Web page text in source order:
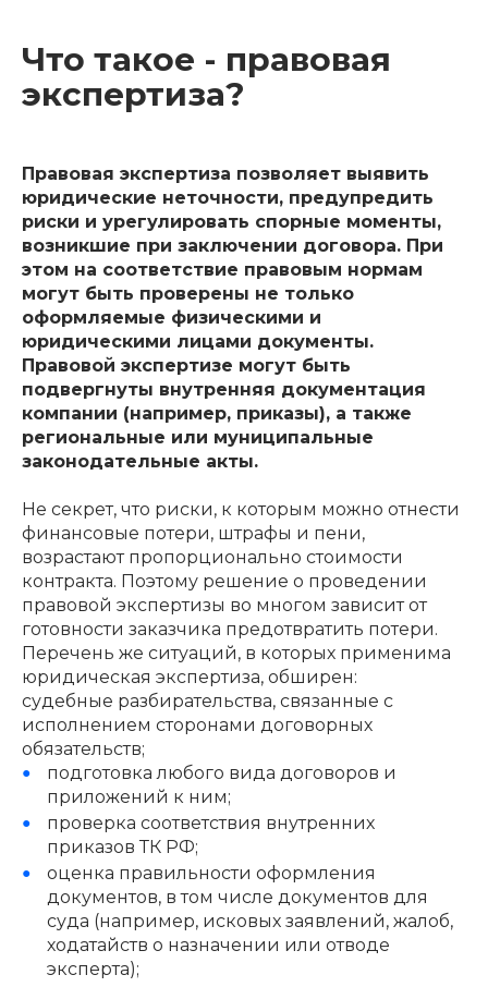
Что такое - правовая
экспертиза?
Правовая экспертиза позволяет выявить
юридические неточности, предупредить
риски и урегулировать спорные моменты,
возникшие при заключении договора. При
этом на соответствие правовым нормам
могут быть проверены не только
оформляемые физическими и
юридическими лицами документы.
Правовой экспертизе могут быть
подвергнуты внутренняя документация
компании (например, приказы), а также
региональные или муниципальные
законодательные акты.
Не секрет, что риски, к которым можно отнести
финансовые потери, штрафы и пени,
возрастают пропорционально стоимости
контракта. Поэтому решение о проведении
правовой экспертизы во многом зависит от
готовности заказчика предотвратить потери.
Перечень же ситуаций, в которых применима
юридическая экспертиза, обширен:
судебные разбирательства, связанные с
исполнением сторонами договорных
обязательств;
подготовка любого вида договоров и
приложений к ним;
проверка соответствия внутренних
приказов ТК РФ;
оценка правильности оформления
документов, в том числе документов для
суда (например, исковых заявлений, жалоб,
ходатайств о назначении или отводе
эксперта);